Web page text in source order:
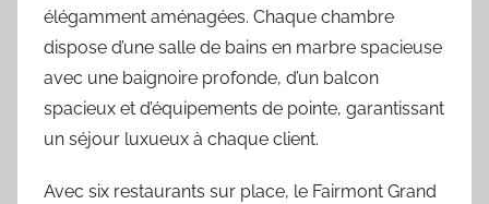
élégamment aménagées. Chaque chambre
dispose d’une salle de bains en marbre spacieuse
avec une baignoire profonde, d’un balcon
spacieux et d’équipements de pointe, garantissant
un séjour luxueux à chaque client.
Avec six restaurants sur place, le Fairmont Grand